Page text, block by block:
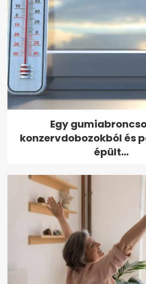
Egy
konzervdobozokból és
épült...